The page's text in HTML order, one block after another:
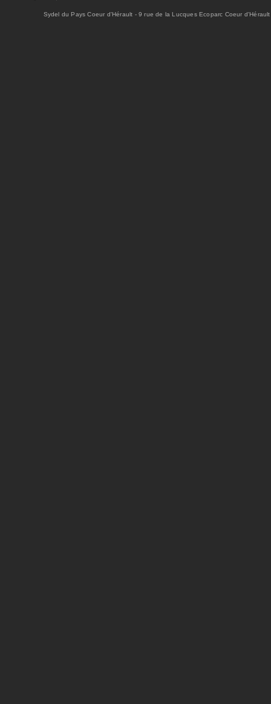
Sydel du Pays Coeur d'Hérault - 9 rue de la Lucques Ecoparc Coeur